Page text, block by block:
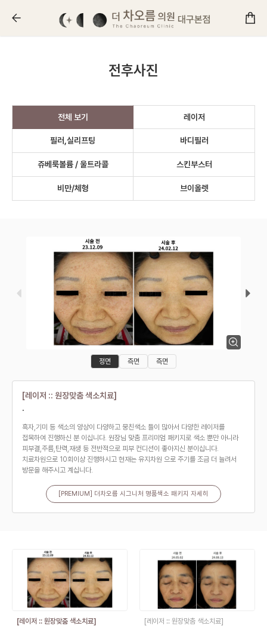
전후사진
전체 보기 레이저
필러,실리프팅 바디필러
쥬베룩볼륨 / 울트라콜 스킨부스터
비만/체형 브이올렛
정면 측면 측면
[레이저 :: 원장맞춤 색소치료]
.
흑자,기미 등 색소의 양상이 다양하고 뭉친색소 들이 많아서 다양한 레이저를
접목하여 진행하신 분 이십니다. 원장님 맞춤 프리미엄 패키지로 색소 뿐만 아니라
피부결,주름,탄력,재생 등 전반적으로 피부 컨디션이 좋아지신 분이십니다.
치료차원으로 10회이상 진행하시고 현재는 유지차원 으로 주기를 조금 더 늘려서
방문을 해주시고 계십니다.
[PREMIUM] 더차오름 시그니처 명품색소 패키지 자세히
[레이저 :: 원장맞춤 색소치료]
[레이저 :: 원장맞춤 색소치료]